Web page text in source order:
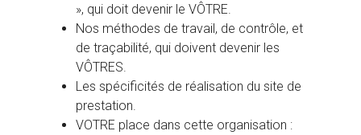
», qui doit devenir le VÔTRE.
Nos méthodes de travail, de contrôle, et
de traçabilité, qui doivent devenir les
VÔTRES.
Les spécificités de réalisation du site de
prestation.
VOTRE place dans cette organisation :